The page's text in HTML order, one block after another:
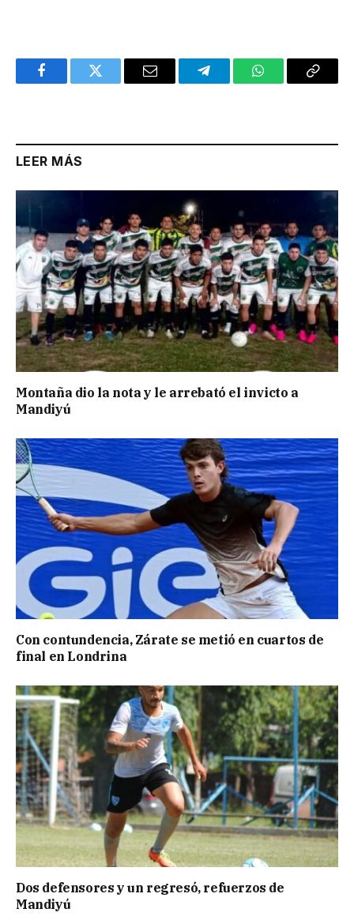
FacebookTwitter Email TelegramWhatsAppCopy
LEER MÁS
Montaña dio la nota y le arrebató el invicto a
Mandiyú
Con contundencia, Zárate se metió en cuartos de
final en Londrina
Dos defensores y un regresó, refuerzos de
Mandiyú